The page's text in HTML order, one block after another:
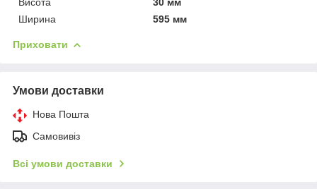
Ширина
595 мм
Приховати
Умови доставки
Нова Пошта
Самовивіз
Всі умови доставки